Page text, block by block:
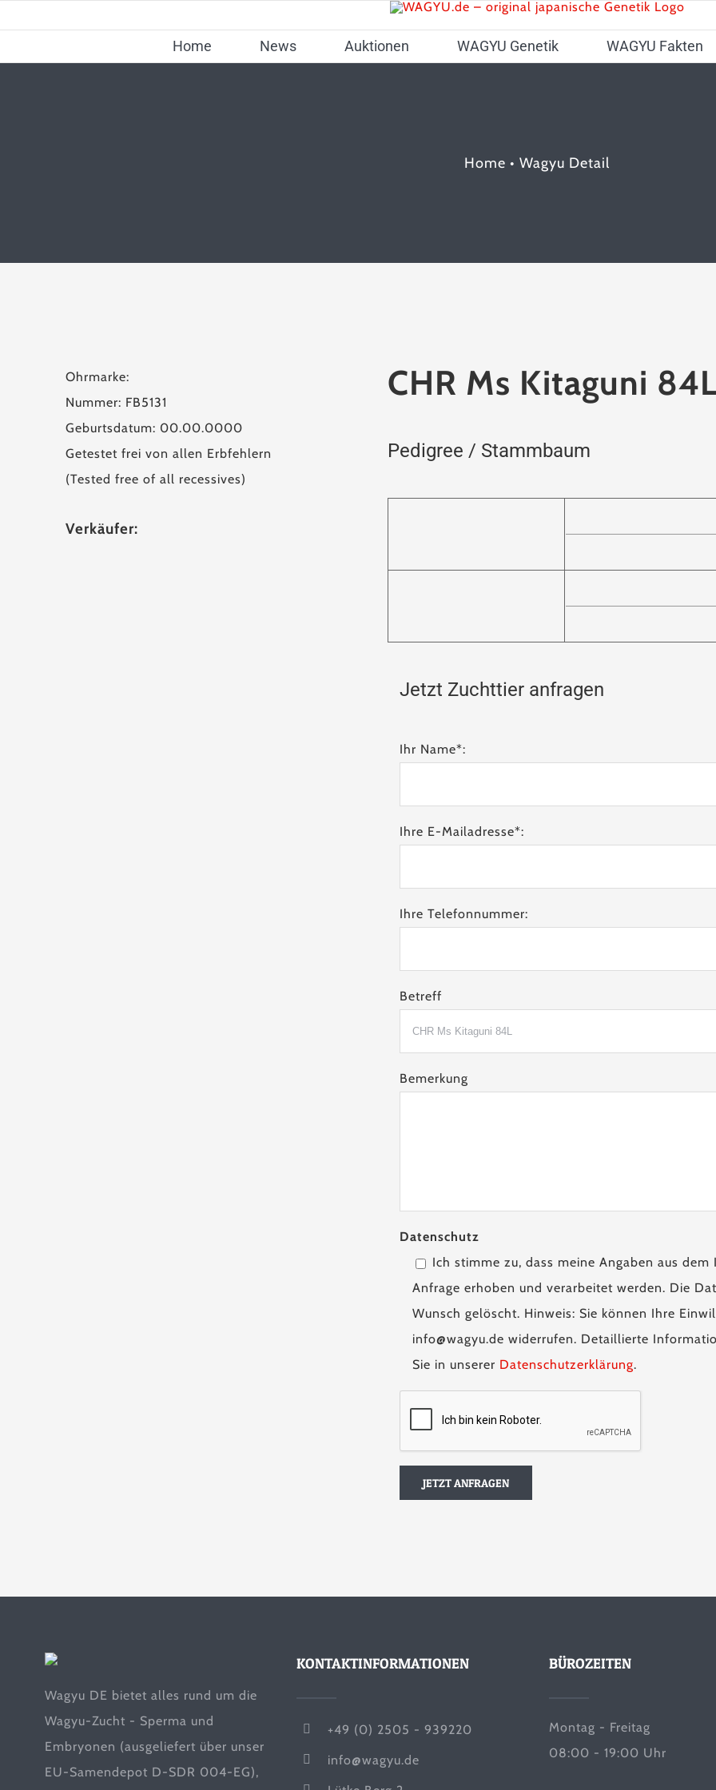
content
Home News Auktionen WAGYU Genetik WAGYU Fakten
Home • Wagyu Detail
Ohrmarke:
Nummer: FB5131
Geburtsdatum: 00.00.0000
Getestet frei von allen Erbfehlern
(Tested free of all recessives)
Verkäufer:
CHR Ms Kitaguni
Pedigree / Stammbaum
Jetzt Zuchttier anfragen
Ihr Name*:
Ihre E-Mailadresse*:
Ihre Telefonnummer:
Betreff
Bemerkung
Datenschutz
Ich stimme zu, dass meine Angaben aus
Anfrage erhoben und verarbeitet werden. Die
Wunsch gelöscht. Hinweis: Sie können Ihre
info@wagyu.de widerrufen. Detaillierte
Sie in unserer Datenschutzerklärung.
Wagyu DE bietet alles rund um die
Wagyu-Zucht - Sperma und
Embryonen (ausgeliefert über unser
EU-Samendepot D-SDR 004-EG),
KONTAKTINFORMATIONEN
+49 (0) 2505 - 939220
info@wagyu.de
BÜROZEITEN
Montag - Freitag
08:00 - 19:00 Uhr